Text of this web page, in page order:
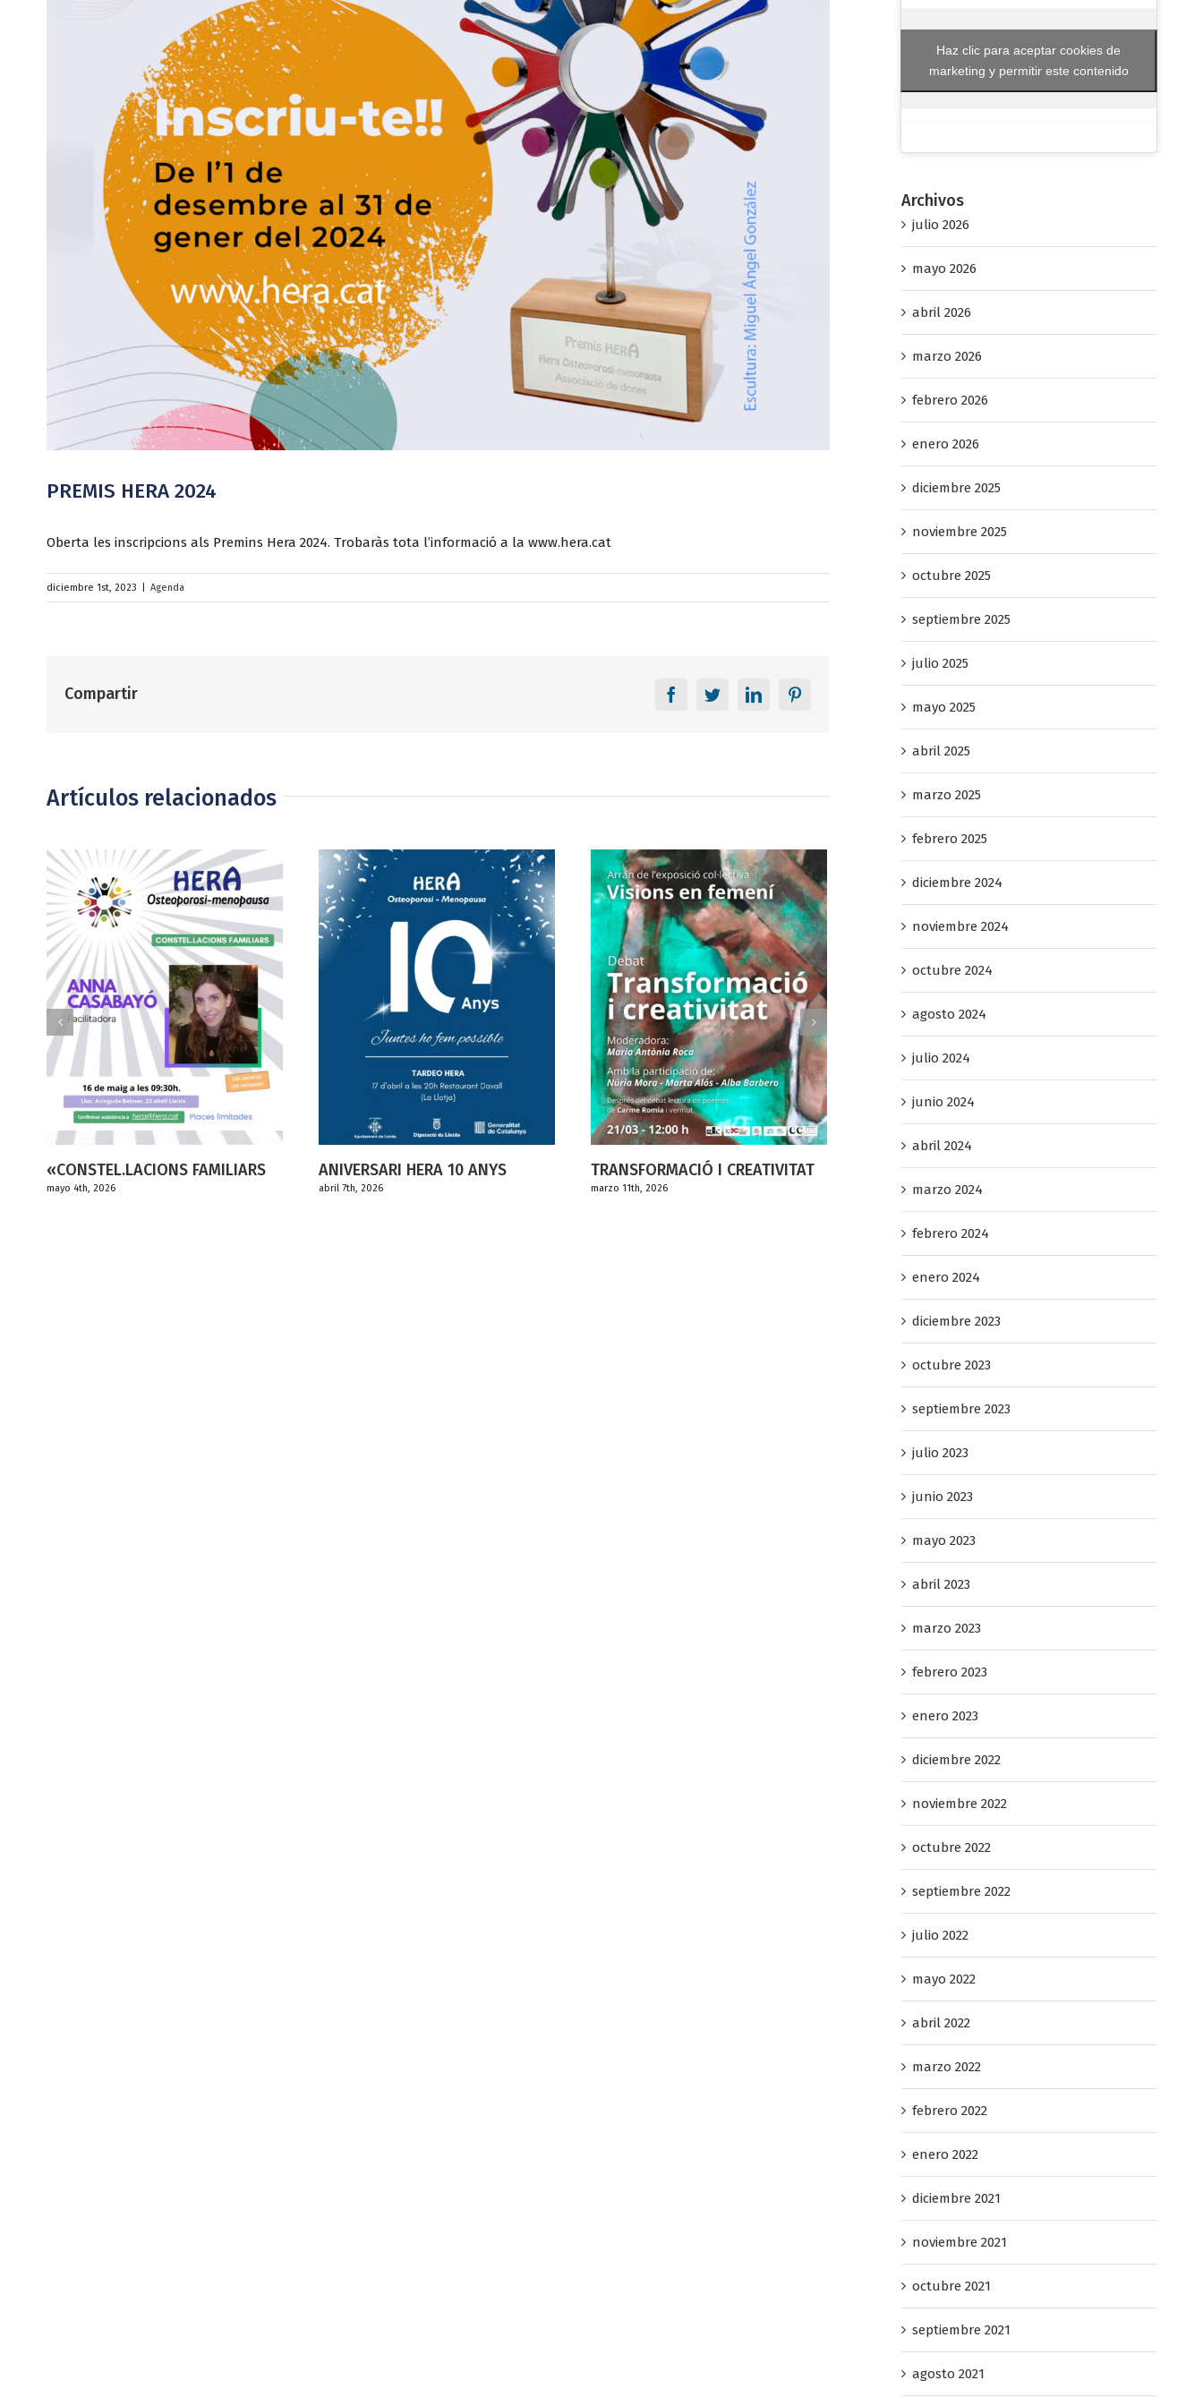
PREMIS HERA 2024
Oberta les inscripcions als Premins Hera 2024. Trobaràs tota l’informació a la www.hera.cat
diciembre 1st, 2023 Agenda
Compartir FacebookTwitterLinkedIn
Artículos relacionados
FAMILIARS ANIVERSARI HERA 10 ANYS TRANSFORMACIÓ I CREATIVITAT
DIA INTERNACIONAL DE LES
GALA-SOPAR PREMIS HERA
Haz clic para aceptar cookies de
marketing y permitir este contenido
Archivos
julio 2026
mayo 2026
abril 2026
marzo 2026
febrero 2026
enero 2026
diciembre 2025
noviembre 2025
octubre 2025
septiembre 2025
julio 2025
mayo 2025
abril 2025
marzo 2025
febrero 2025
diciembre 2024
noviembre 2024
octubre 2024
agosto 2024
julio 2024
junio 2024
abril 2024
marzo 2024
febrero 2024
enero 2024
diciembre 2023
octubre 2023
septiembre 2023
julio 2023
junio 2023
mayo 2023
abril 2023
marzo 2023
febrero 2023
enero 2023
diciembre 2022
noviembre 2022
octubre 2022
septiembre 2022
julio 2022
mayo 2022
abril 2022
marzo 2022
febrero 2022
enero 2022
diciembre 2021
noviembre 2021
octubre 2021
septiembre 2021
agosto 2021